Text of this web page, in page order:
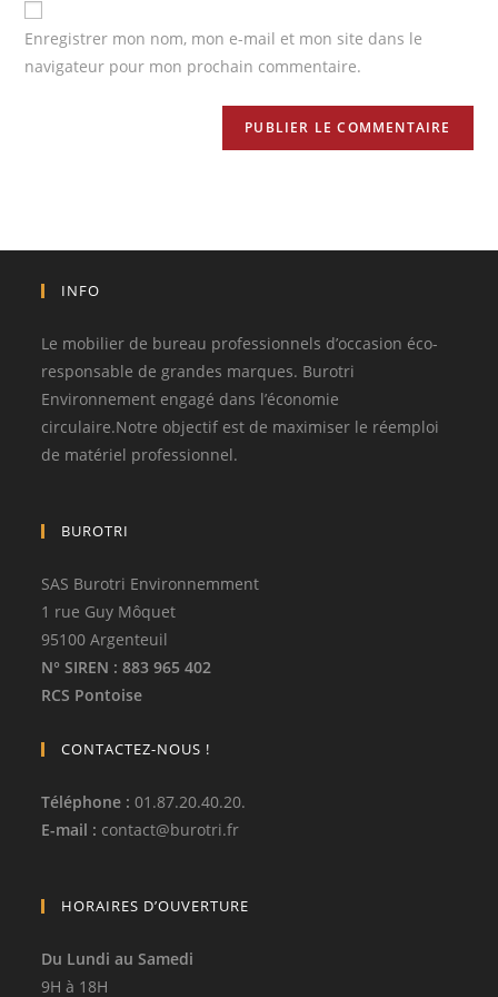
Enregistrer mon nom, mon e-mail et mon site dans le
navigateur pour mon prochain commentaire.
INFO
Le mobilier de bureau professionnels d’occasion éco-
responsable de grandes marques. Burotri
Environnement engagé dans l’économie
circulaire.Notre objectif est de maximiser le réemploi
de matériel professionnel.
BUROTRI
SAS Burotri Environnemment
1 rue Guy Môquet
95100 Argenteuil
N° SIREN : 883 965 402
RCS Pontoise
CONTACTEZ-NOUS !
Téléphone :01.87.20.40.20.
E-mail : contact@burotri.fr
HORAIRES D’OUVERTURE
Du Lundi au Samedi
9H à 18H